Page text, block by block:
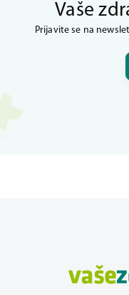
Vaše
Prijavite se na